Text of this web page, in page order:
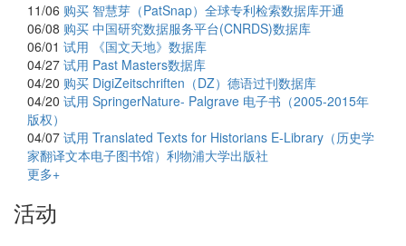
11/06 购买 智慧芽（PatSnap）全球专利检索数据库开通
06/08 购买 中国研究数据服务平台(CNRDS)数据库
06/01 试用
《国文天地》数据库
04/27 试用 Past Masters数据库
04/20 购买 DigiZeitschriften（DZ）德语过刊数据库
04/20 试用 SpringerNature- Palgrave 电子书（2005-2015年
版权）
04/07 试用 Translated Texts for Historians E-Library（历史学
家翻译文本电子图书馆）利物浦大学出版社
更多+
活动